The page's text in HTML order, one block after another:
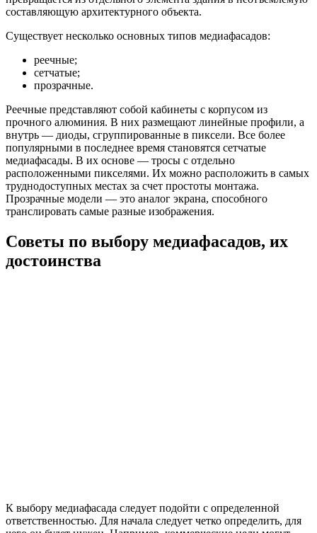
составляющую архитектурного объекта.
Существует несколько основных типов медиафасадов:
реечные;
сетчатые;
прозрачные.
Реечные представляют собой кабинеты с корпусом из
прочного алюминия. В них размещают линейные профили, а
внутрь — диоды, сгруппированные в пиксели. Все более
популярными в последнее время становятся сетчатые
медиафасады. В их основе — тросы с отдельно
расположенными пикселями. Их можно расположить в самых
труднодоступных местах за счет простоты монтажа.
Прозрачные модели — это аналог экрана, способного
транслировать самые разные изображения.
Советы по выбору медиафасадов, их
достоинства
К выбору медиафасада следует подойти с определенной
ответственностью. Для начала следует четко определить, для